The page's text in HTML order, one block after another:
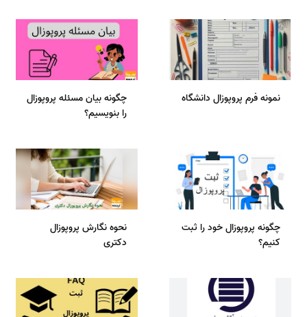
نمونه فرم پروپوزال دانشگاه
چگونه بیان مسئله پروپوزال
را بنویسیم؟
چگونه پروپوزال خود را ثبت
کنیم؟
نحوه نگارش پروپوزال
دکتری